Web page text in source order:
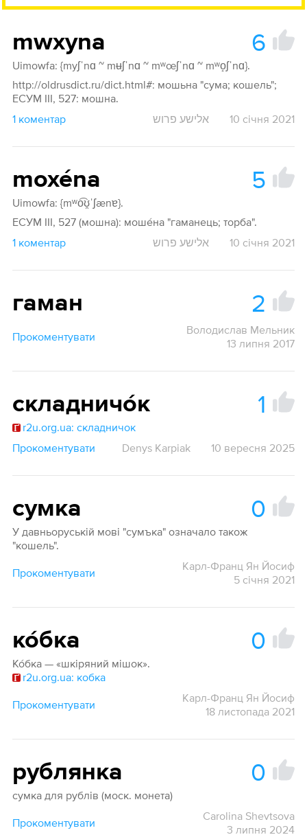
mwxyna 6
Uimowfa: {myʃˈnɑ ~ mʉʃˈnɑ ~ mʷœʃˈnɑ ~ mʷo̝ʃˈnɑ}.
http://oldrusdict.ru/dict.html#: мошьна "сума; кошель";
ЕСУМ ІІІ, 527: мошна.
1 коментар
אלישע פרוש 10 січня 2021
moxéna 5
Uimowfa: {mʷo͡ʊ̯ˈʃænɐ}.
ЕСУМ ІІІ, 527 (мошна): моше́на "гаманець; торба".
1 коментар
אלישע פרוש 10 січня 2021
гаман 2
Прокоментувати
Володислав Мельник
13 липня 2017
складничо́к 1
r2u.org.ua: складничок
Прокоментувати
Denys Karpiak 10 вересня 2025
сумка 0
У давньоруській мові "сумъка" означало також
"кошель".
Прокоментувати
Карл-Франц Ян Йосиф
5 січня 2021
ко́бка 0
Ко́бка — «шкіряний мішок».
r2u.org.ua: кобка
Прокоментувати
Карл-Франц Ян Йосиф
18 листопада 2021
рублянка 0
сумка для рублів (моск. монета)
Прокоментувати
Carolina Shevtsova
3 липня 2024